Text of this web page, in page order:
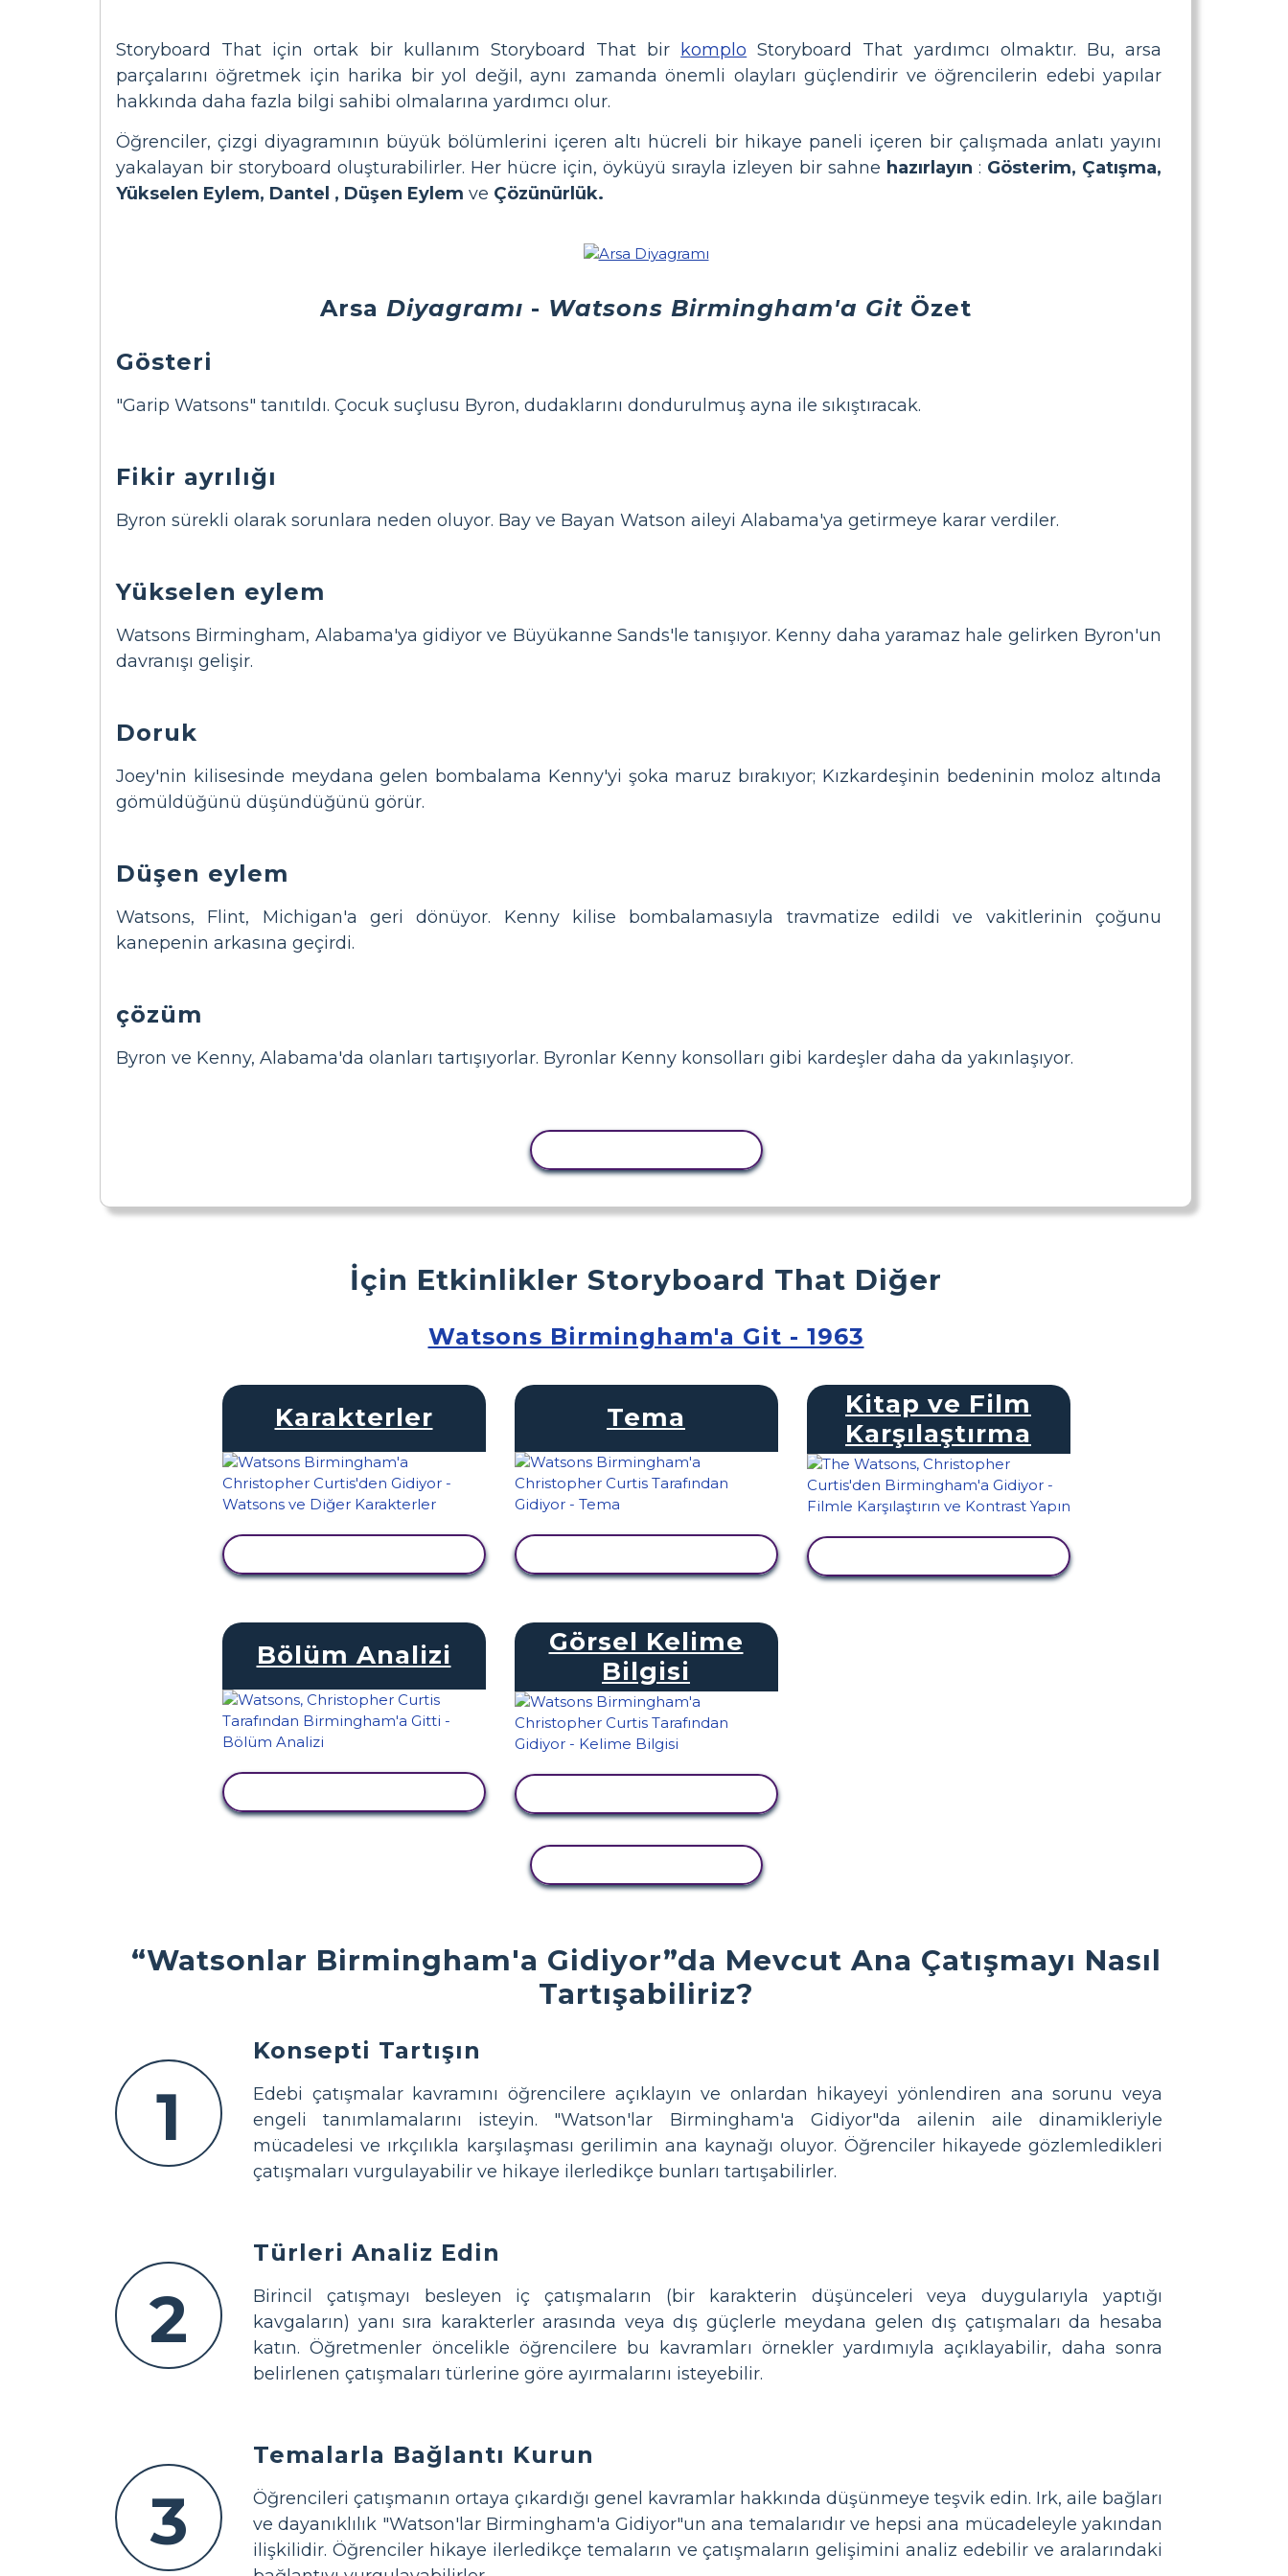
Storyboard That için ortak bir kullanım Storyboard That bir komplo Storyboard That yardımcı olmaktır. Bu, arsa
parçalarını öğretmek için harika bir yol değil, aynı zamanda önemli olayları güçlendirir ve öğrencilerin edebi yapılar
hakkında daha fazla bilgi sahibi olmalarına yardımcı olur.
Öğrenciler, çizgi diyagramının büyük bölümlerini içeren altı hücreli bir hikaye paneli içeren bir çalışmada anlatı yayını
yakalayan bir storyboard oluşturabilirler. Her hücre için, öyküyü sırayla izleyen bir sahne hazırlayın : Gösterim, Çatışma,
Yükselen Eylem, Dantel , Düşen Eylem ve Çözünürlük.
Arsa Diyagramı - Watsons Birmingham'a Git Özet
Gösteri
"Garip Watsons" tanıtıldı. Çocuk suçlusu Byron, dudaklarını dondurulmuş ayna ile sıkıştıracak.
Fikir ayrılığı
Byron sürekli olarak sorunlara neden oluyor. Bay ve Bayan Watson aileyi Alabama'ya getirmeye karar verdiler.
Yükselen eylem
Watsons Birmingham, Alabama'ya gidiyor ve Büyükanne Sands'le tanışıyor. Kenny daha yaramaz hale gelirken Byron'un
davranışı gelişir.
Doruk
Joey'nin kilisesinde meydana gelen bombalama Kenny'yi şoka maruz bırakıyor; Kızkardeşinin bedeninin moloz altında
gömüldüğünü düşündüğünü görür.
Düşen eylem
Watsons, Flint, Michigan'a geri dönüyor. Kenny kilise bombalamasıyla travmatize edildi ve vakitlerinin çoğunu
kanepenin arkasına geçirdi.
çözüm
Byron ve Kenny, Alabama'da olanları tartışıyorlar. Byronlar Kenny konsolları gibi kardeşler daha da yakınlaşıyor.
“Watsonlar Birmingham'a Gidiyor”da Mevcut Ana Çatışmayı Nasıl
Tartışabiliriz?
1
Konsepti Tartışın
Edebi çatışmalar kavramını öğrencilere açıklayın ve onlardan hikayeyi yönlendiren ana sorunu veya
engeli tanımlamalarını isteyin. "Watson'lar Birmingham'a Gidiyor"da ailenin aile dinamikleriyle
mücadelesi ve ırkçılıkla karşılaşması gerilimin ana kaynağı oluyor. Öğrenciler hikayede gözlemledikleri
çatışmaları vurgulayabilir ve hikaye ilerledikçe bunları tartışabilirler.
2
Türleri Analiz Edin
Birincil çatışmayı besleyen iç çatışmaların (bir karakterin düşünceleri veya duygularıyla yaptığı
kavgaların) yanı sıra karakterler arasında veya dış güçlerle meydana gelen dış çatışmaları da hesaba
katın. Öğretmenler öncelikle öğrencilere bu kavramları örnekler yardımıyla açıklayabilir, daha sonra
belirlenen çatışmaları türlerine göre ayırmalarını isteyebilir.
3
Temalarla Bağlantı Kurun
Öğrencileri çatışmanın ortaya çıkardığı genel kavramlar hakkında düşünmeye teşvik edin. Irk, aile bağları
ve dayanıklılık "Watson'lar Birmingham'a Gidiyor"un ana temalarıdır ve hepsi ana mücadeleyle yakından
ilişkilidir. Öğrenciler hikaye ilerledikçe temaların ve çatışmaların gelişimini analiz edebilir ve aralarındaki
İçin Etkinlikler Storyboard That Diğer
Watsons Birmingham'a Git - 1963
Karakterler Tema
Kitap ve Film
Karşılaştırma
Bölüm Analizi
Görsel Kelime
Bilgisi